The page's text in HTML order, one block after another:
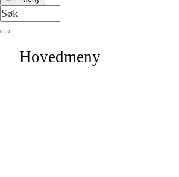
Hovedmeny